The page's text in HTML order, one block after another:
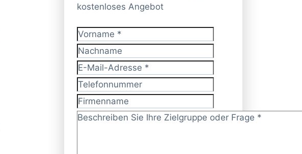
kostenloses Angebot
Vorname*
Nachname
E-Mail-Adresse*
Telefonnummer
Firmenname
Zielgruppe/Frage?